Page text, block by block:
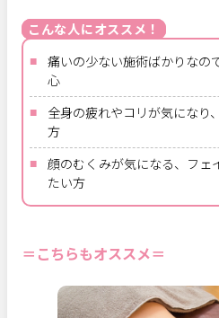
痛いの少ない施術ばかりなの
心
全身の疲れやコリが気になり
方
顔のむくみが気になる、フェ
たい方
＝こちらもオススメ＝